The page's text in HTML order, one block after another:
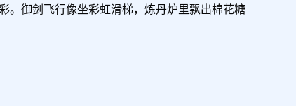
。御剑飞行像坐彩虹滑梯，炼丹炉里飘出棉花糖